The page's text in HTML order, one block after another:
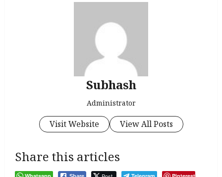
Subhash
Administrator
Visit Website View All Posts
Share this articles